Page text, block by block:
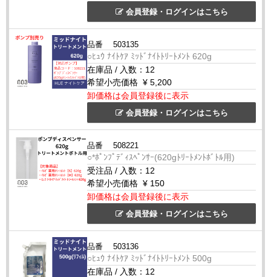
会員登録・ログインはこちら
品番 503135
○ﾋｭｳ ﾅｲﾄｹｱ ﾐｯﾄﾞﾅｲﾄﾄﾘｰﾄﾒﾝﾄ 620g
在庫品 / 入数： 12
希望小売価格 ¥ 5,200
卸価格は会員登録後に表示
会員登録・ログインはこちら
品番 508221
○*ﾎﾟﾝﾌﾟﾃﾞｨｽﾍﾟﾝｻｰ(620gﾄﾘｰﾄﾒﾝﾄﾎﾞﾄﾙ用)
受注品 / 入数： 12
希望小売価格 ¥ 150
卸価格は会員登録後に表示
会員登録・ログインはこちら
品番 503136
○ﾋｭｳ ﾅｲﾄｹｱ ﾐｯﾄﾞﾅｲﾄﾄﾘｰﾄﾒﾝﾄ 500g
在庫品 / 入数： 12